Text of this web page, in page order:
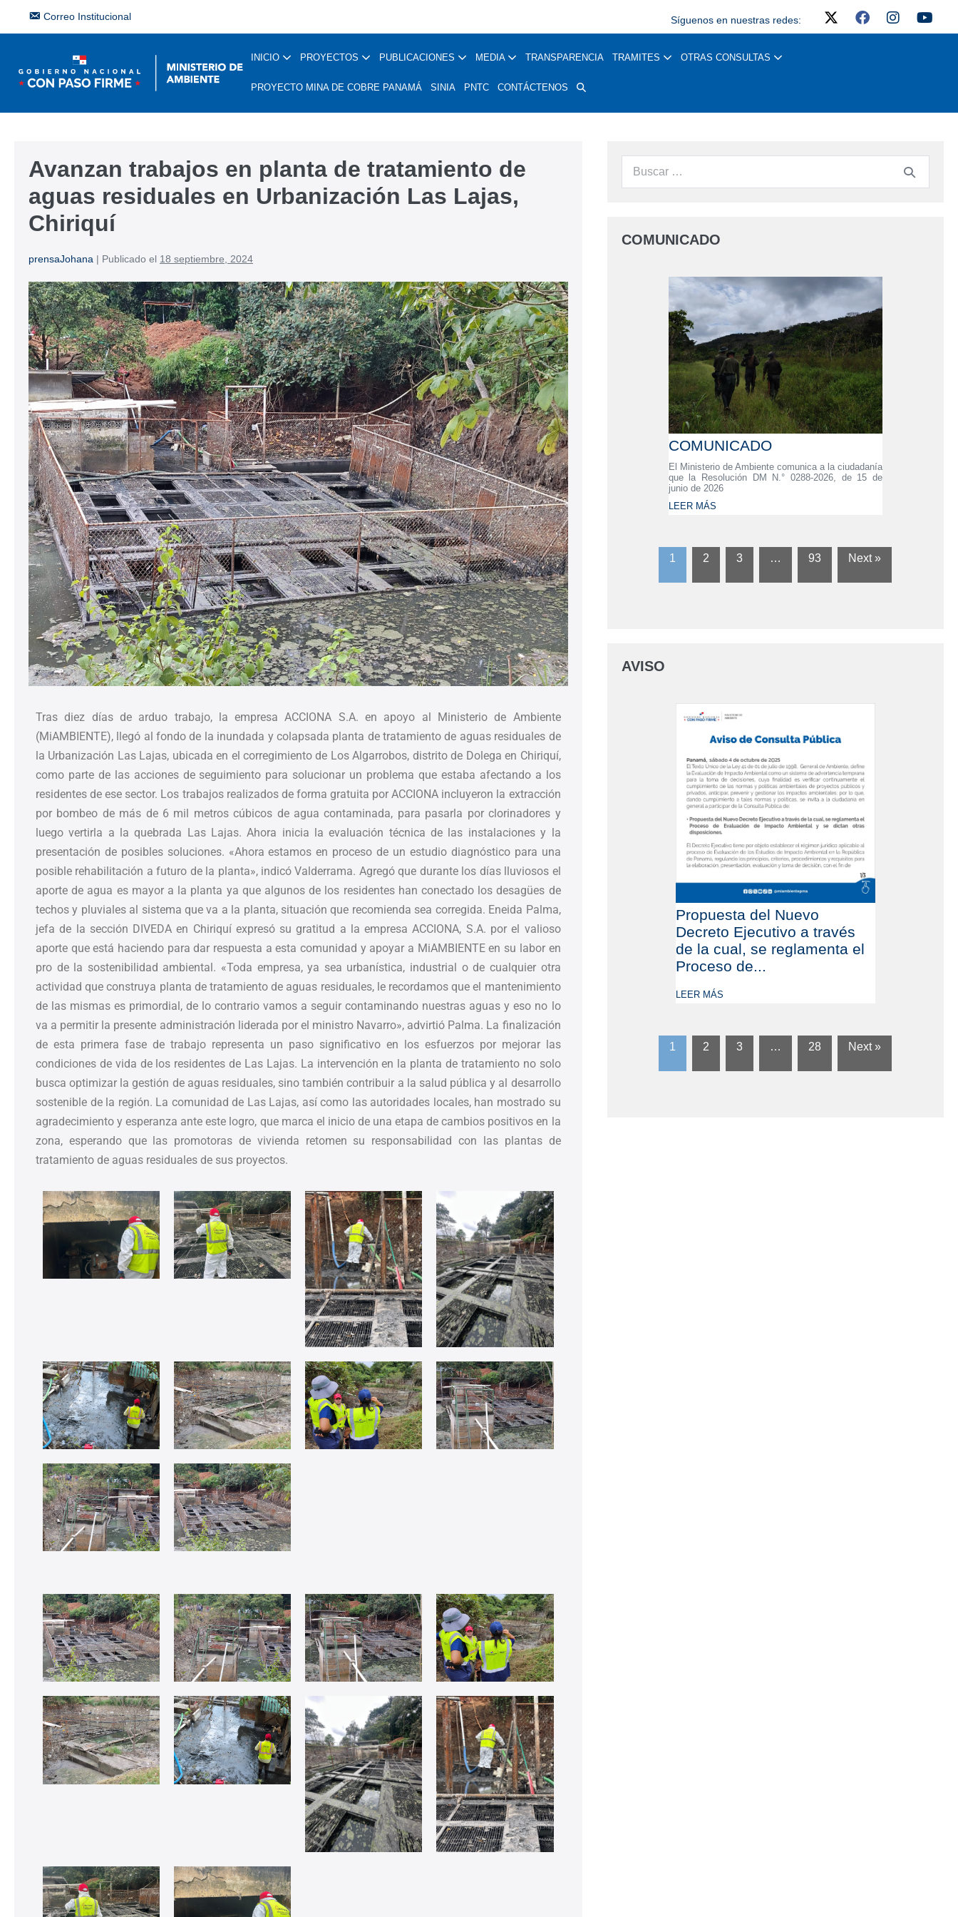
Correo Institucional Síguenos en nuestras redes:
INICIO PROYECTOS PUBLICACIONES MEDIA TRANSPARENCIA TRAMITES OTRAS CONSULTAS
PROYECTO MINA DE COBRE PANAMÁ SINIA PNTC CONTÁCTENOS
Avanzan trabajos en planta de tratamiento de
aguas residuales en Urbanización Las Lajas,
Chiriquí
prensaJohana | Publicado el 18 septiembre, 2024
Tras diez días de arduo trabajo, la empresa ACCIONA S.A. en apoyo al Ministerio de Ambiente
(MiAMBIENTE), llegó al fondo de la inundada y colapsada planta de tratamiento de aguas residuales de
la Urbanización Las Lajas, ubicada en el corregimiento de Los Algarrobos, distrito de Dolega en Chiriquí,
como parte de las acciones de seguimiento para solucionar un problema que estaba afectando a los
residentes de ese sector. Los trabajos realizados de forma gratuita por ACCIONA incluyeron la extracción
por bombeo de más de 6 mil metros cúbicos de agua contaminada, para pasarla por clorinadores y
luego vertirla a la quebrada Las Lajas. Ahora inicia la evaluación técnica de las instalaciones y la
presentación de posibles soluciones. «Ahora estamos en proceso de un estudio diagnóstico para una
posible rehabilitación a futuro de la planta», indicó Valderrama. Agregó que durante los días lluviosos el
aporte de agua es mayor a la planta ya que algunos de los residentes han conectado los desagües de
techos y pluviales al sistema que va a la planta, situación que recomienda sea corregida. Eneida Palma,
jefa de la sección DIVEDA en Chiriquí expresó su gratitud a la empresa ACCIONA, S.A. por el valioso
aporte que está haciendo para dar respuesta a esta comunidad y apoyar a MiAMBIENTE en su labor en
pro de la sostenibilidad ambiental. «Toda empresa, ya sea urbanística, industrial o de cualquier otra
actividad que construya planta de tratamiento de aguas residuales, le recordamos que el mantenimiento
de las mismas es primordial, de lo contrario vamos a seguir contaminando nuestras aguas y eso no lo
va a permitir la presente administración liderada por el ministro Navarro», advirtió Palma. La finalización
de esta primera fase de trabajo representa un paso significativo en los esfuerzos por mejorar las
condiciones de vida de los residentes de Las Lajas. La intervención en la planta de tratamiento no solo
busca optimizar la gestión de aguas residuales, sino también contribuir a la salud pública y al desarrollo
sostenible de la región. La comunidad de Las Lajas, así como las autoridades locales, han mostrado su
agradecimiento y esperanza ante este logro, que marca el inicio de una etapa de cambios positivos en la
zona, esperando que las promotoras de vivienda retomen su responsabilidad con las plantas de
tratamiento de aguas residuales de sus proyectos.
COMUNICADO
COMUNICADO
El Ministerio de Ambiente comunica a la ciudadanía
que la Resolución DM N.° 0288-2026, de 15 de
junio de 2026
LEER MÁS
1 2 3 … 93 Next »
AVISO
Propuesta del Nuevo
Decreto Ejecutivo a través
de la cual, se reglamenta el
Proceso de...
LEER MÁS
1 2 3 … 28 Next »